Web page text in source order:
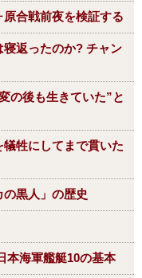
合戦前夜を検証する
返ったのか? チャン
の後も生きていた”と
牲にしてまで貫いた
黒人」の歴史
本海軍艦艇10の基本